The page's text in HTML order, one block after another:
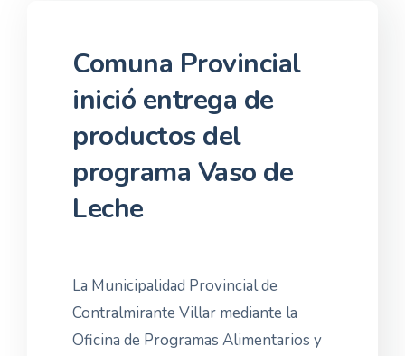
Comuna Provincial
inició entrega de
productos del
programa Vaso de
Leche
La Municipalidad Provincial de
Contralmirante Villar mediante la
Oficina de Programas Alimentarios y